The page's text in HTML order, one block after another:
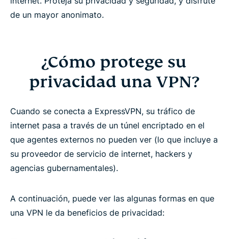
Conozca más sobre el uso de una VPN
de un mayor anonimato.
¿Cómo protege su
privacidad una VPN?
Cuando se conecta a ExpressVPN, su tráfico de
internet pasa a través de un túnel encriptado en el
que agentes externos no pueden ver (lo que incluye a
su proveedor de servicio de internet, hackers y
agencias gubernamentales).
A continuación, puede ver las algunas formas en que
una VPN le da beneficios de privacidad: